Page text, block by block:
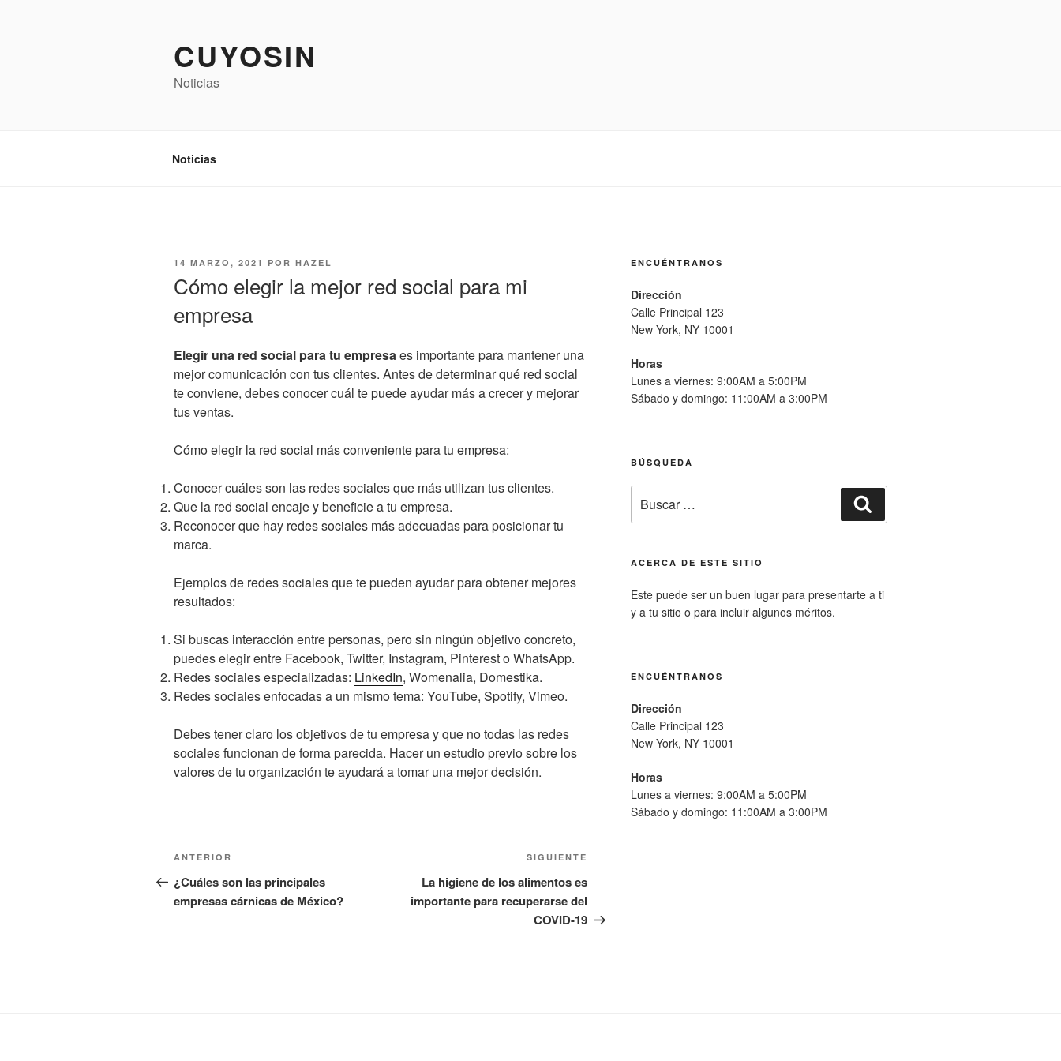
CUYOSIN
Noticias
Noticias
PUBLICADO
14 MARZO, 2021 POR HAZEL
Cómo elegir la mejor red social para mi
empresa
Elegir una red social para tu empresaes importante para mantener una
mejor comunicación con tus clientes. Antes de determinar qué red social
te conviene, debes conocer cuál te puede ayudar más a crecer y mejorar
tus ventas.
Cómo elegir la red social más conveniente para tu empresa:
Conocer cuáles son las redes sociales que más utilizan tus clientes.
Que la red social encaje y beneficie a tu empresa.
Reconocer que hay redes sociales más adecuadas para posicionar tu
marca.
Ejemplos de redes sociales que te pueden ayudar para obtener mejores
resultados:
Si buscas interacción entre personas, pero sin ningún objetivo concreto,
puedes elegir entre Facebook, Twitter, Instagram, Pinterest o WhatsApp.
Redes sociales especializadas: LinkedIn, Womenalia, Domestika.
Redes sociales enfocadas a un mismo tema: YouTube, Spotify, Vimeo.
Debes tener claro los objetivos de tu empresa y que no todas las redes
sociales funcionan de forma parecida. Hacer un estudio previo sobre los
valores de tu organización te ayudará a tomar una mejor decisión.
Navegación
de
entradas
Entrada
anterior:
ANTERIOR
¿Cuáles son las principales
empresas cárnicas de México?
entrada
SIGUIENTE
La higiene de los alimentos es
importante para recuperarse del
COVID-19
ENCUÉNTRANOS
Dirección
Calle Principal 123
New York, NY 10001
Horas
Lunes a viernes: 9:00AM a 5:00PM
Sábado y domingo: 11:00AM a 3:00PM
BÚSQUEDA
por:
ACERCA DE ESTE SITIO
Este puede ser un buen lugar para presentarte a ti
y a tu sitio o para incluir algunos méritos.
ENCUÉNTRANOS
Dirección
Calle Principal 123
New York, NY 10001
Horas
Lunes a viernes: 9:00AM a 5:00PM
Sábado y domingo: 11:00AM a 3:00PM